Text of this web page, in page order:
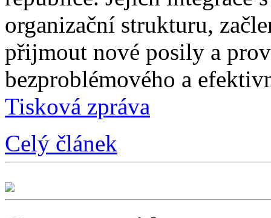
organizační strukturu,
přijmout nové posily a
bezproblémového a
Tisková zpráva
Celý článek